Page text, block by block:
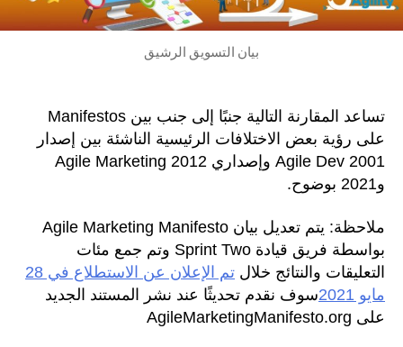
بيان التسويق الرشيق
تساعد المقارنة التالية جنبًا إلى جنب بين Manifestos
على رؤية بعض الاختلافات الرئيسية الناشئة بين إصدار
Agile Dev 2001 وإصداري Agile Marketing 2012
و2021 بوضوح.
ملاحظة: يتم تعديل بيان Agile Marketing Manifesto
بواسطة فريق قيادة Sprint Two وتم جمع مئات
التعليقات والنتائج خلال
تم الإعلان عن الاستطلاع في 28
مايو 2021
سوف نقدم تحديثًا عند نشر المستند الجديد
على AgileMarketingManifesto.org